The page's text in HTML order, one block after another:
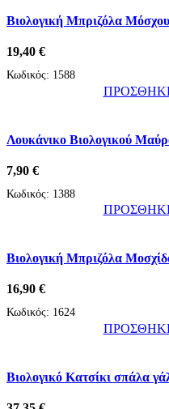
Βιολογική Μπριζόλα
19,40 €
Κωδικός: 1588
Λουκάνικο Βιολογικού
7,90 €
Κωδικός: 1388
Βιολογική Μπριζόλα
16,90 €
Κωδικός: 1624
Βιολογικό Κατσίκι σπάλα